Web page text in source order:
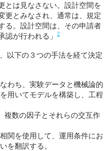
とは見なさない。設計空間を
更とみなされ、通常は、規定
る。設計空間は、その申請者
認が行われる」2
以下の３つの手法を経て決定
わち、実験データと機械論的
用いてモデルを構築し、工程
複数の因子とそれらの交互作
関を使用して、運用条件にお
を翻訳する。